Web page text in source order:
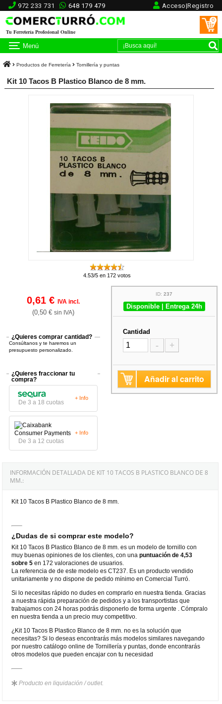
972 233 731 648 179 479 Acceso|Registro
Tu Ferretería Profesional Online
0
Menú
Productos de Ferretería Tornillería y puntas
Kit 10 Tacos B Plastico Blanco de 8 mm.
4.53/5 en 172 votos
0,61 €IVA incl.
(0,50 €sin IVA)
¿Quieres comprar cantidad?
Consúltanos y te haremos un
presupuesto personalizado.
¿Quieres fraccionar tu
compra?
De 3 a 18 cuotas
+ Info
De 3 a 12 cuotas
+ Info
ID:237
Disponible | Entrega 24h
Cantidad
- +
Añadir al carrito
INFORMACIÓN DETALLADA DE KIT 10 TACOS B PLASTICO BLANCO DE 8
MM.:
Kit 10 Tacos B Plastico Blanco de 8 mm.
¿Dudas de si comprar este modelo?
Kit 10 Tacos B Plastico Blanco de 8 mm. es un modelo de tornillo con
muy buenas opiniones de los clientes, con unapuntuación de 4,53
sobre 5 en 172 valoraciones de usuarios.
La referencia de de este modelo es CT237. Es un producto vendido
unitariamente y no dispone de pedido mínimo en Comercial Turró.
Si lo necesitas rápido no dudes en comprarlo en nuestra tienda. Gracias
a nuestra rápida preparación de pedidos y a los transportistas que
trabajamos con 24 horas podrás disponerlo de forma urgente . Cómpralo
en nuestra tienda a un precio muy competitivo.
¿Kit 10 Tacos B Plastico Blanco de 8 mm. no es la solución que
necesitas? Si lo deseas encontrarás más modelos similares navegando
por nuestro catálogo online de Tornillería y puntas, donde encontrarás
otros modelos que pueden encajar con tu necesidad
Producto en liquidación / outlet.